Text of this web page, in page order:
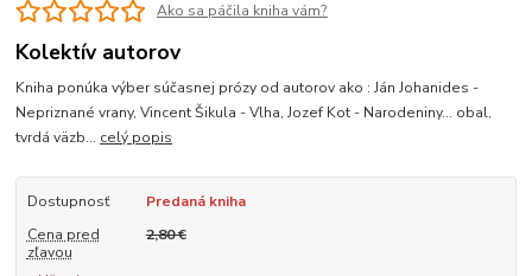
Ako sa páčila kniha vám?
Kolektív autorov
Kniha ponúka výber súčasnej prózy od autorov ako : Ján Johanides -
Nepriznané vrany, Vincent Šikula - Vlha, Jozef Kot - Narodeniny... obal,
tvrdá väzb... celý popis
Dostupnosť
Predaná kniha
Cena pred
zľavou
2,80 €